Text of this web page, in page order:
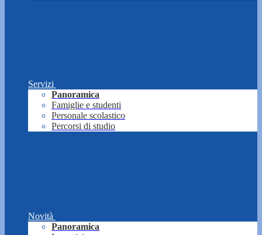
Servizi
Panoramica
Famiglie e studenti
Personale scolastico
Percorsi di studio
Novità
Panoramica